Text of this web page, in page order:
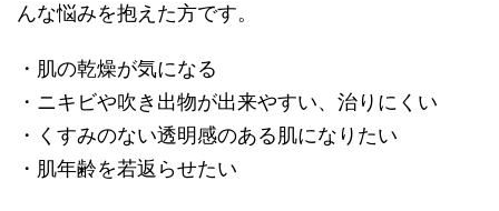
んな悩みを抱えた方です。
・肌の乾燥が気になる
・ニキビや吹き出物が出来やすい、治りにくい
・くすみのない透明感のある肌になりたい
・肌年齢を若返らせたい